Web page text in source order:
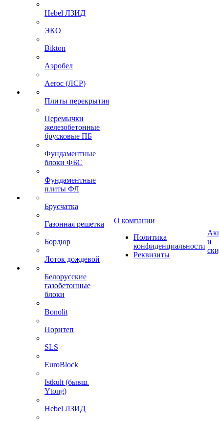
Hebel ЛЗИД
ЭКО
Bikton
Аэробел
Aeroc (ЛСР)
Плиты перекрытия
Перемычки
железобетонные
брусковые ПБ
Фундаментные
блоки ФБС
Фундаментные
плиты ФЛ
Брусчатка
Газонная решетка
Бордюр
Лоток дождевой
Белорусские
газобетонные
блоки
Bonolit
Поритеп
SLS
EuroBlock
Istkult (бывш.
Ytong)
Hebel ЛЗИД
О компании
Политика
конфиденциальности
Реквизиты
и